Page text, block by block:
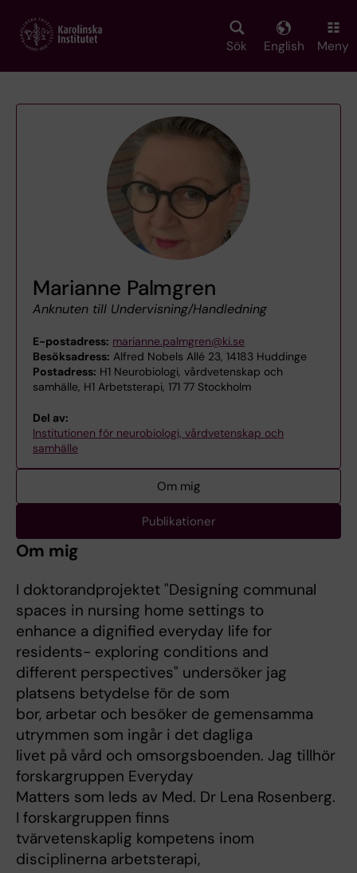
main
Sök English Meny
Marianne Palmgren
Anknuten till Undervisning/Handledning
E-postadress: marianne.palmgren@ki.se
Besöksadress: Alfred Nobels Allé 23, 14183 Huddinge
Postadress: H1 Neurobiologi, vårdvetenskap och
samhälle, H1 Arbetsterapi, 171 77 Stockholm
Del av:
Institutionen för neurobiologi, vårdvetenskap och
samhälle
Om mig
Publikationer
Om mig
I doktorandprojektet "Designing communal
spaces in nursing home settings to
enhance a dignified everyday life for
residents- exploring conditions and
different perspectives" undersöker jag
platsens betydelse för de som
bor, arbetar och besöker de gemensamma
utrymmen som ingår i det dagliga
livet på vård och omsorgsboenden. Jag tillhör
forskargruppen Everyday
Matters som leds av Med. Dr Lena Rosenberg.
I forskargruppen finns
tvärvetenskaplig kompetens inom
disciplinerna arbetsterapi,